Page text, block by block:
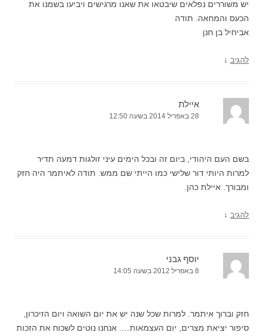
יש משוררים נפלאים שיבטאו את שאנו מרגישים ויביעו בשמנו את
הכעס והמחאה. תודה
אביחיל בן חנן
להגיב ↓
איילת
28 באפריל 2014 בשעה 12:50
בשם העם היהודי, ביום זה ובכל הימים עיני זולגות דמעה תדיר
למרות היותי דור שלישי כמו הייתי שם ממש. תודה לאיתמר היה חזק
ומבורך. איילת כהן.
להגיב ↓
יוסף גבני
8 באפריל 2012 בשעה 14:05
חזק וברוך איתמר. למרות שכל שנה יש את יום השואה ויום הזיכרון,
סיפור יציאת מצרים, יום העצמאות…. אנחנו נוטים לשכוח את הזכות